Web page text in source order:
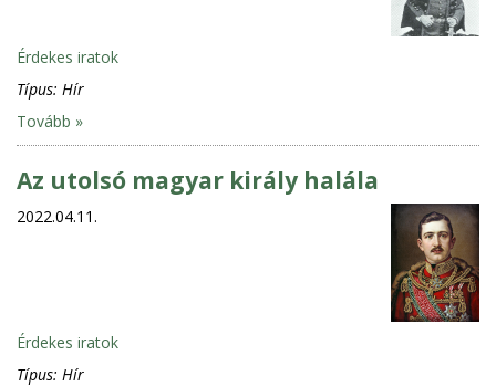
Érdekes iratok
Típus: Hír
Tovább »
Az utolsó magyar király halála
2022.04.11.
Érdekes iratok
Típus: Hír